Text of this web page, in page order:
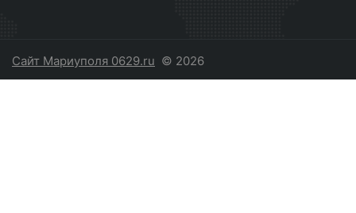
Сайт Мариуполя 0629.ru © 2026